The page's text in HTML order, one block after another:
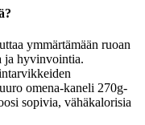
ymmärtämään ruoan
ja hyvinvointia.
omena-kaneli 270g-
sopivia, vähäkalorisia